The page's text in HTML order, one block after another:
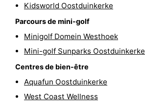
intérieures
mini-
golf
bien-
être
villes
Nature
Sports
Piscines
Faire
Kidsworld Oostduinkerke
Parcours de mini-golf
Minigolf Domein Westhoek
Mini-golf Sunparks Oostduinkerke
Centres de bien-être
Aquafun Oostduinkerke
West Coast Wellness